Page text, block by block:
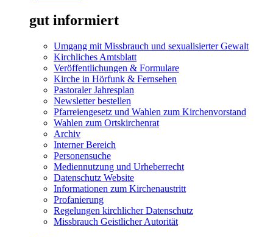
gut informiert
Umgang mit Missbrauch und sexualisierter Gewalt
Kirchliches Amtsblatt
Veröffentlichungen & Formulare
Kirche in Hörfunk & Fernsehen
Pastoraler Jahresplan
Newsletter bestellen
Pfarreiengesetz und Wahlen zum Kirchenvorstand
Wahlen zum Ortskirchenrat
Archiv
Interner Bereich
Personensuche
Mediennutzung und Urheberrecht
Datenschutz Website
Informationen zum Kirchenaustritt
Profanierung
Regelungen kirchlicher Datenschutz
Missbrauch Geistlicher Autorität